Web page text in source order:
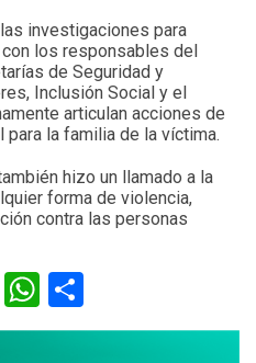
investigaciones para
los responsables del
de Seguridad y
Inclusión Social y el
articulan acciones de
la familia de la víctima.
hizo un llamado a la
forma de violencia,
contra las personas
LinkedIn
WhatsApp